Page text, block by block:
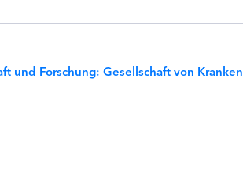
und Forschung: Gesellschaft von Kranken